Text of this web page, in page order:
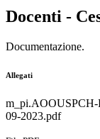
Docenti -
Documentazione.
Allegati
09-2023.pdf